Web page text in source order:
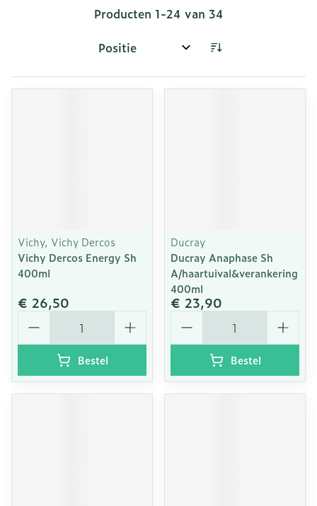
Producten 1-24 van 34
Sorteer op:
Vichy, Vichy Dercos
Vichy Dercos Energy Sh
400ml
€ 26,50
Aantal
Bestel
Ducray
Ducray Anaphase Sh
A/haartuival&verankering
400ml
€ 23,90
Aantal
Bestel